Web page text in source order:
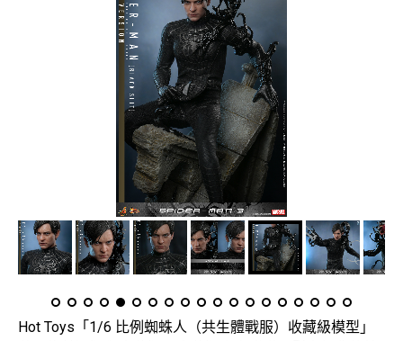
Hot Toys「1/6 比例蜘蛛人（共生體戰服）收藏級模型」